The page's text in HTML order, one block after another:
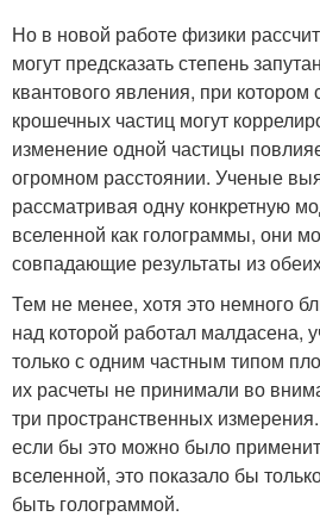
Но в новой работе физики
могут предсказать степень
квантового явления, при котором
крошечных частиц могут
изменение одной частицы
огромном расстоянии. Ученые
рассматривая одну конкретную
вселенной как голограммы, они
совпадающие результаты из
Тем не менее, хотя это немного
над которой работал малдасена,
только с одним частным типом
их расчеты не принимали во
три пространственных
если бы это можно было
вселенной, это показало бы
быть голограммой.